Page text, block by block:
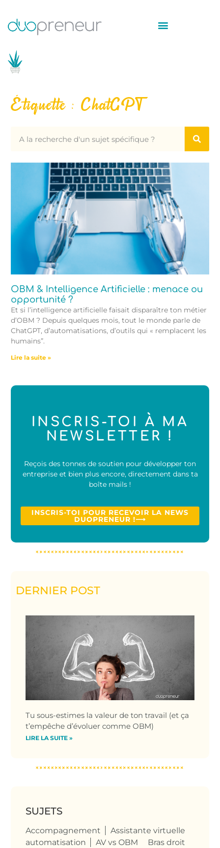
Étiquette : ChatGPT
OBM & Intelligence Artificielle : menace ou
opportunité ?
Et si l’intelligence artificielle faisait disparaître ton métier
d’OBM ? Depuis quelques mois, tout le monde parle de
ChatGPT, d’automatisations, d’outils qui « remplacent les
humains”.
Lire la suite »
INSCRIS-TOI À MA
NEWSLETTER !
Reçois des tonnes de soutien pour développer ton
entreprise et bien plus encore, directement dans ta
boîte mails !
INSCRIS-TOI POUR RECEVOIR LA NEWS
DUOPRENEUR !⟶
DERNIER POST
Tu sous-estimes la valeur de ton travail (et ça
t’empêche d’évoluer comme OBM)
LIRE LA SUITE »
SUJETS
Accompagnement
Assistante virtuelle
automatisation
AV vs OBM
Bras droit